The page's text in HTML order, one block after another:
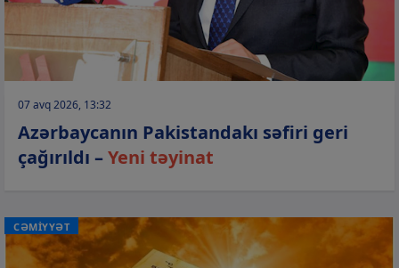
07 avq 2026, 13:32
Azərbaycanın Pakistandakı səfiri geri
çağırıldı –Yeni təyinat
CƏMİYYƏT